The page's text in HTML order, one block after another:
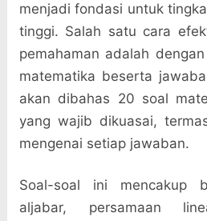
menjadi fondasi untuk
tinggi. Salah satu cara
pemahaman adalah
matematika beserta
akan dibahas 20 soal
yang wajib dikuasai,
mengenai setiap jawaban.
Soal-soal ini mencakup
aljabar, persamaan